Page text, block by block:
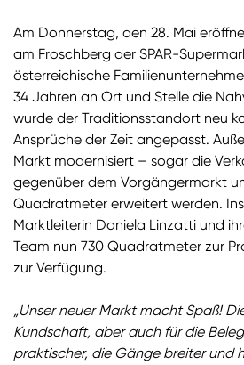
Am Donnerstag, den 28. Mai
am Froschberg der SPAR-
österreichische
34 Jahren an Ort und Stelle die
wurde der Traditionsstandort neu
Ansprüche der Zeit angepasst.
Markt modernisiert – sogar die
gegenüber dem Vorgängermarkt
Quadratmeter erweitert werden.
Marktleiterin Daniela Linzatti und
Team nun 730 Quadratmeter zur
zur Verfügung.
„Unser neuer Markt macht Spaß!
Kundschaft, aber auch für die
praktischer, die Gänge breiter und